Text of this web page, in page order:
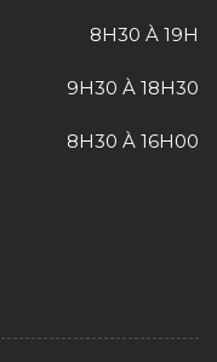
8H30 À 19H
9H30 À 18H30
8H30 À 16H00